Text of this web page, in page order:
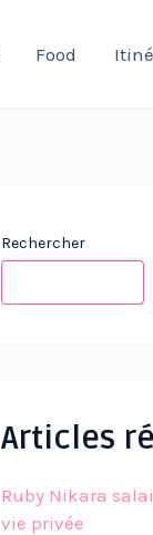
Food
Rechercher
Articles
Ruby Nikara
vie privée